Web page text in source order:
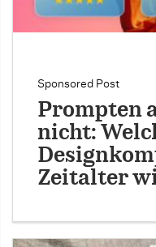
Sponsored Post
Prompten
nicht:
Zeitalter